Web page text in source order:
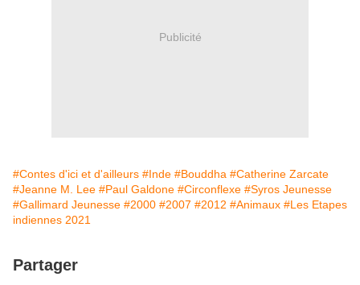
Publicité
#Contes d'ici et d'ailleurs #Inde #Bouddha #Catherine Zarcate
#Jeanne M. Lee #Paul Galdone #Circonflexe #Syros Jeunesse
#Gallimard Jeunesse #2000 #2007 #2012 #Animaux #Les Etapes
indiennes 2021
Partager